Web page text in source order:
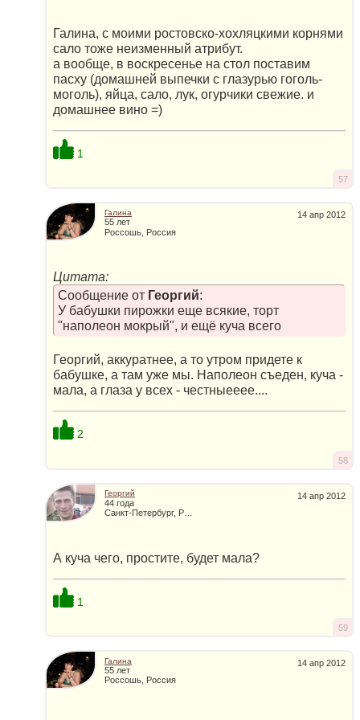
Галина, с моими ростовско-хохляцкими корнями
сало тоже неизменный атрибут.
а вообще, в воскресенье на стол поставим
пасху (домашней выпечки с глазурью гоголь-
моголь), яйца, сало, лук, огурчики свежие. и
домашнее вино =)
1
57
14 апр 2012
Галина
55 лет
Россошь, Россия
Цитата:
Сообщение от Георгий:
У бабушки пирожки еще всякие, торт
"наполеон мокрый", и ещё куча всего
Георгий, аккуратнее, а то утром придете к
бабушке, а там уже мы. Наполеон съеден, куча -
мала, а глаза у всех - честныееее....
2
58
14 апр 2012
Георгий
44 года
А куча чего, простите, будет мала?
1
59
14 апр 2012
Галина
55 лет
Россошь, Россия